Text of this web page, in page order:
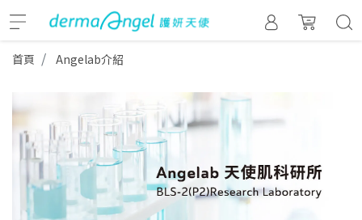
首頁 Angelab介紹